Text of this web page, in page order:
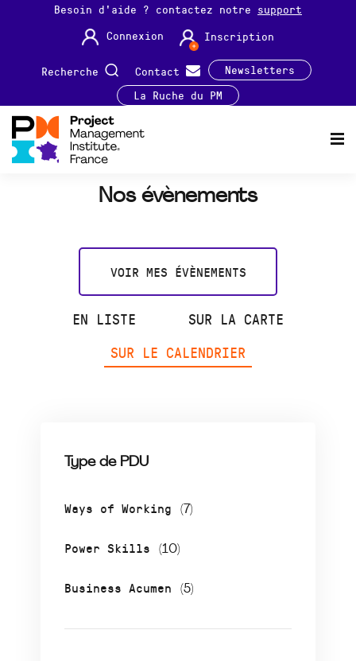
Besoin d'aide ? contactez notre support
Connexion
Inscription
Recherche Contact
Newsletters
La Ruche du PM
Nos évènements
VOIR MES ÉVÈNEMENTS
EN LISTE
SUR LA CARTE
SUR LE CALENDRIER
Type de PDU
Ways of Working (7)
Power Skills (10)
Business Acumen (5)